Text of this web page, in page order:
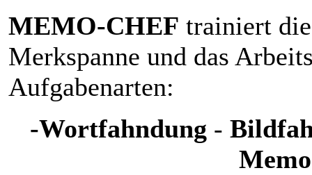
MEMO-CHEF trainiert
Merkspanne und das
Aufgabenarten:
-Wortfahndung -